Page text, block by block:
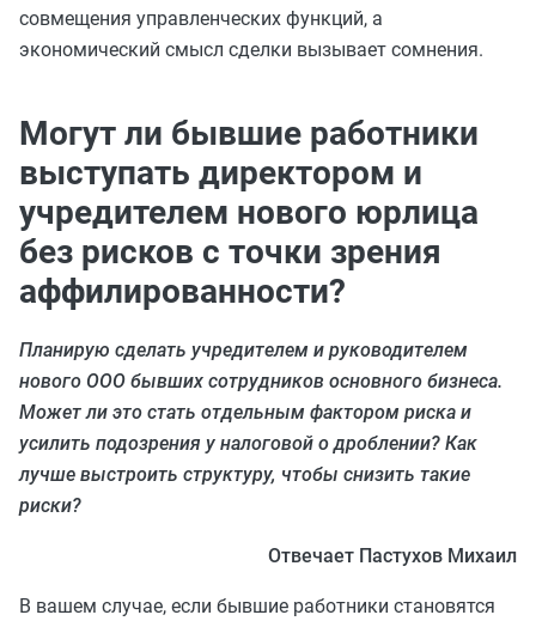
совмещения управленческих функций, а
экономический смысл сделки вызывает сомнения.
Могут ли бывшие работники
выступать директором и
учредителем нового юрлица
без рисков с точки зрения
аффилированности?
Планирую сделать учредителем и руководителем
нового ООО бывших сотрудников основного бизнеса.
Может ли это стать отдельным фактором риска и
усилить подозрения у налоговой о дроблении? Как
лучше выстроить структуру, чтобы снизить такие
риски?
Отвечает Пастухов Михаил
В вашем случае, если бывшие работники становятся